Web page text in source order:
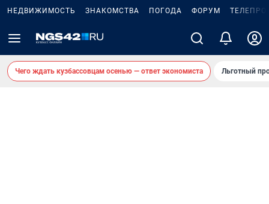
НЕДВИЖИМОСТЬ ЗНАКОМСТВА ПОГОДА ФОРУМ
Чего ждать кузбассовцам осенью — ответ экономиста Льготный